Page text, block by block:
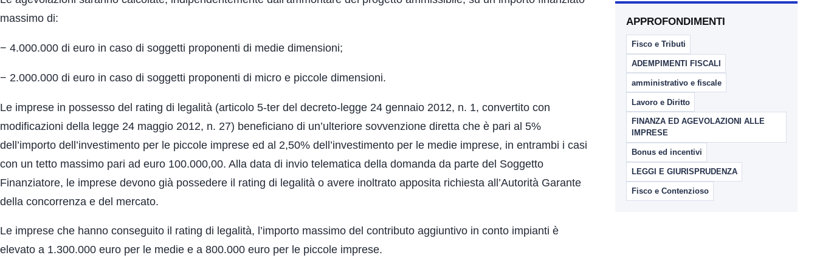
massimo di:
− 4.000.000 di euro in caso di soggetti proponenti di medie dimensioni;
− 2.000.000 di euro in caso di soggetti proponenti di micro e piccole dimensioni.
Le imprese in possesso del rating di legalità (articolo 5-ter del decreto-legge 24 gennaio 2012, n. 1, convertito con
modificazioni della legge 24 maggio 2012, n. 27) beneficiano di un’ulteriore sovvenzione diretta che è pari al 5%
dell’importo dell’investimento per le piccole imprese ed al 2,50% dell’investimento per le medie imprese, in entrambi i casi
con un tetto massimo pari ad euro 100.000,00. Alla data di invio telematica della domanda da parte del Soggetto
Finanziatore, le imprese devono già possedere il rating di legalità o avere inoltrato apposita richiesta all’Autorità Garante
della concorrenza e del mercato.
Le imprese che hanno conseguito il rating di legalità, l’importo massimo del contributo aggiuntivo in conto impianti è
elevato a 1.300.000 euro per le medie e a 800.000 euro per le piccole imprese.
APPROFONDIMENTI
Fisco e Tributi
ADEMPIMENTI FISCALI
amministrativo e fiscale
Lavoro e Diritto
FINANZA ED AGEVOLAZIONI ALLE
IMPRESE
Bonus ed incentivi
LEGGI E GIURISPRUDENZA
Fisco e Contenzioso